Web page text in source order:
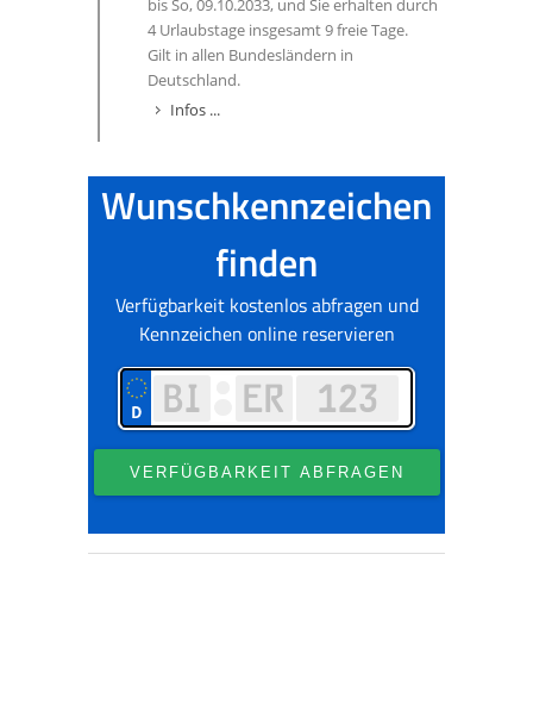
bis So, 09.10.2033, und Sie erhalten durch
4 Urlaubstage insgesamt 9 freie Tage.
Gilt in allen Bundesländern in
Deutschland.
Infos ...